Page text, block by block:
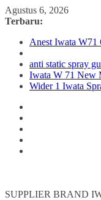
Skip
to
Agustus 6, 2026
Terbaru:
Anest Iwata W71
anti static spray
Iwata W 71
Wider 1 Iwata
SUPPLIER BRAND